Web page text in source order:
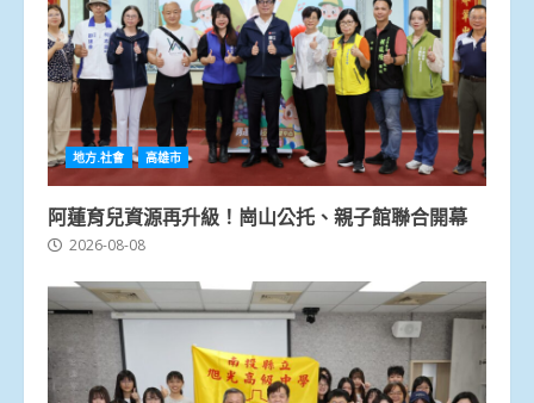
地方.社會 高雄市
阿蓮育兒資源再升級！崗山公托、親子館聯合開幕
2026-08-08